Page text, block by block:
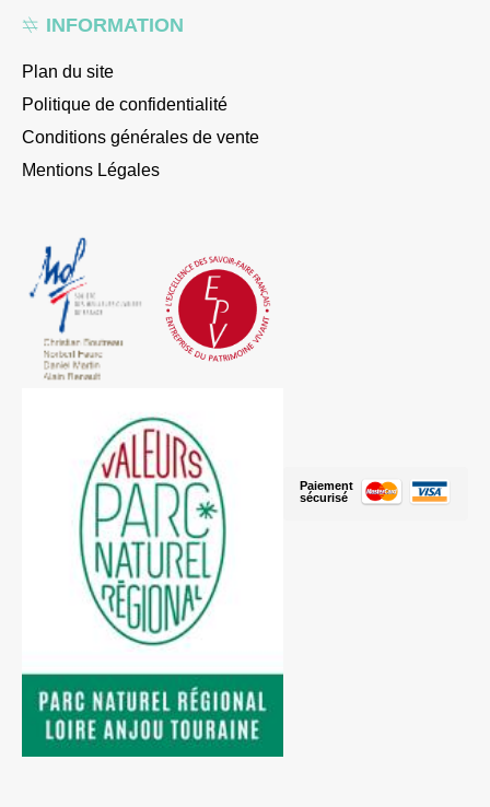
INFORMATION
Plan du site
Politique de confidentialité
Conditions générales de vente
Mentions Légales
Paiement
sécurisé